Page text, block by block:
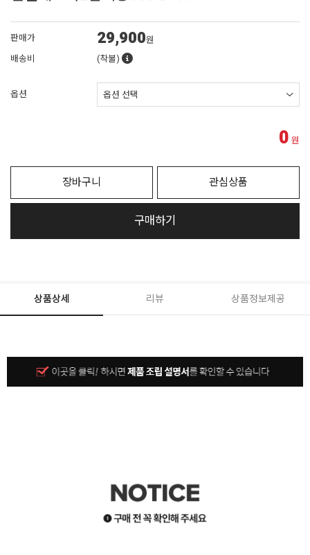
판매가 29,900원
배송비
(착불)
옵션
0 원
장바구니 관심상품
구매하기
상품상세 리뷰 상품정보제공